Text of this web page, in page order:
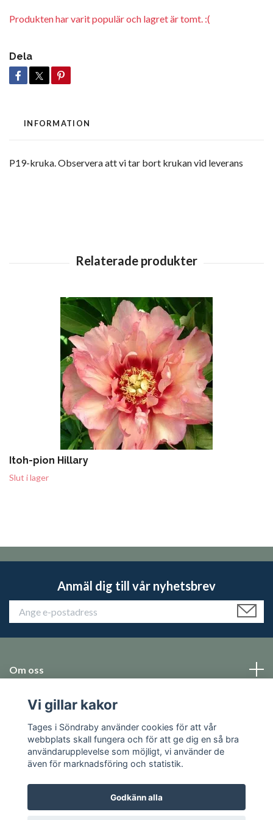
Produkten har varit populär och lagret är tomt. :(
Dela
INFORMATION
P19-kruka. Observera att vi tar bort krukan vid leverans
Itoh-pion Hillary
Slut i lager
Anmäl dig till vår nyhetsbrev
Om oss
Emballage
Sociala medier
Vi gillar kakor
Tages i Söndraby använder cookies för att vår
webbplats skall fungera och för att ge dig en så bra
användarupplevelse som möjligt, vi använder de
även för marknadsföring och statistik.
Godkänn alla